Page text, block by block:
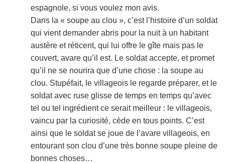
espagnole, si vous voulez mon avis.
Dans la « soupe au clou », c’est l’histoire d’un soldat
qui vient demander abris pour la nuit à un habitant
austère et réticent, qui lui offre le gîte mais pas le
couvert, avare qu’il est. Le soldat accepte, et promet
qu’il ne se nourira que d’une chose : la soupe au
clou. Stupéfait, le villageois le regarde préparer, et le
soldat avec ruse glisse de temps en temps qu’avec
tel ou tel ingrédient ce serait meilleur : le villageois,
vaincu par la curiosité, cède en tous points. C’est
ainsi que le soldat se joue de l’avare villageois, en
entourant son clou d’une très bonne soupe pleine de
bonnes choses…